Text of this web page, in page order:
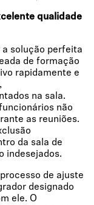
qualidade
a solução perfeita
de formação
rapidamente e
na sala.
não
as reuniões.
da sala de
indesejados.
de ajuste
designado
ele. O